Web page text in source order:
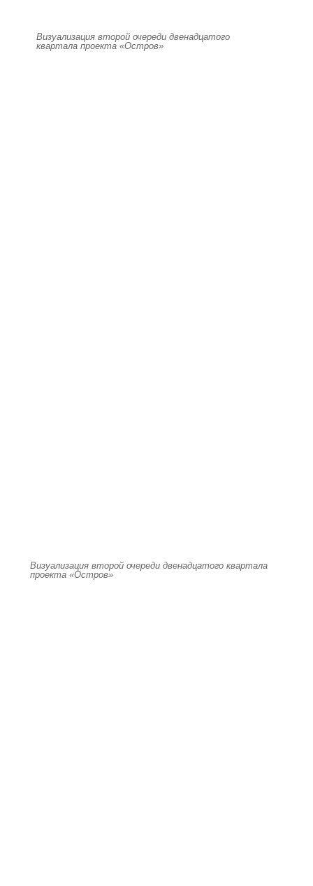
Визуализация второй очереди двенадцатого
квартала проекта «Остров»
Визуализация второй очереди двенадцатого квартала
проекта «Остров»